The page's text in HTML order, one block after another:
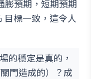
膨預期，短期預期
目標一致，這令人
的穩定是真的，
門造成的）？成